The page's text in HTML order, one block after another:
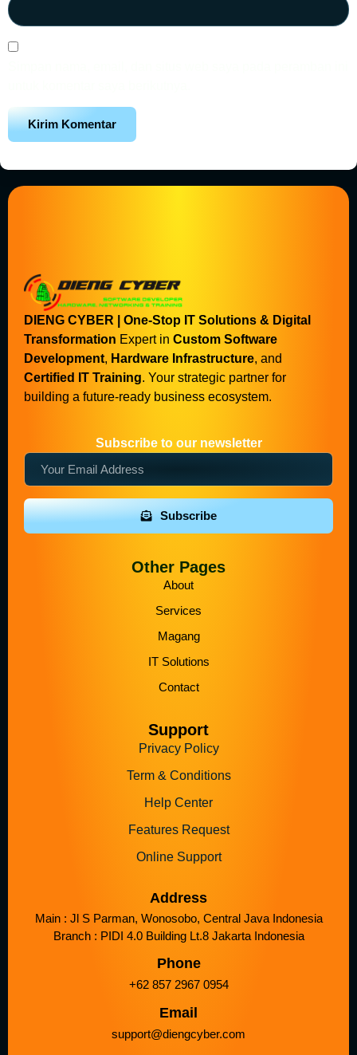
DIENG CYBER | One-Stop IT Solutions & Digital
Transformation Expert in Custom Software
Development, Hardware Infrastructure, and
Certified IT Training. Your strategic partner for
building a future-ready business ecosystem.
Subscribe to our newsletter
Subscribe
Other Pages
About
Services
Magang
IT Solutions
Contact
Support
Privacy Policy
Term & Conditions
Help Center
Features Request
Online Support
Address
Main : Jl S Parman, Wonosobo, Central Java Indonesia
Branch : PIDI 4.0 Building Lt.8 Jakarta Indonesia
Phone
+62 857 2967 0954
Email
support@diengcyber.com